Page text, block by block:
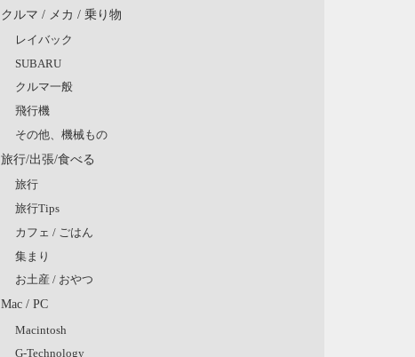
クルマ / メカ / 乗り物
レイバック
SUBARU
クルマ一般
飛行機
その他、機械もの
旅行/出張/食べる
旅行
旅行Tips
カフェ / ごはん
集まり
お土産 / おやつ
Mac / PC
Macintosh
G-Technology